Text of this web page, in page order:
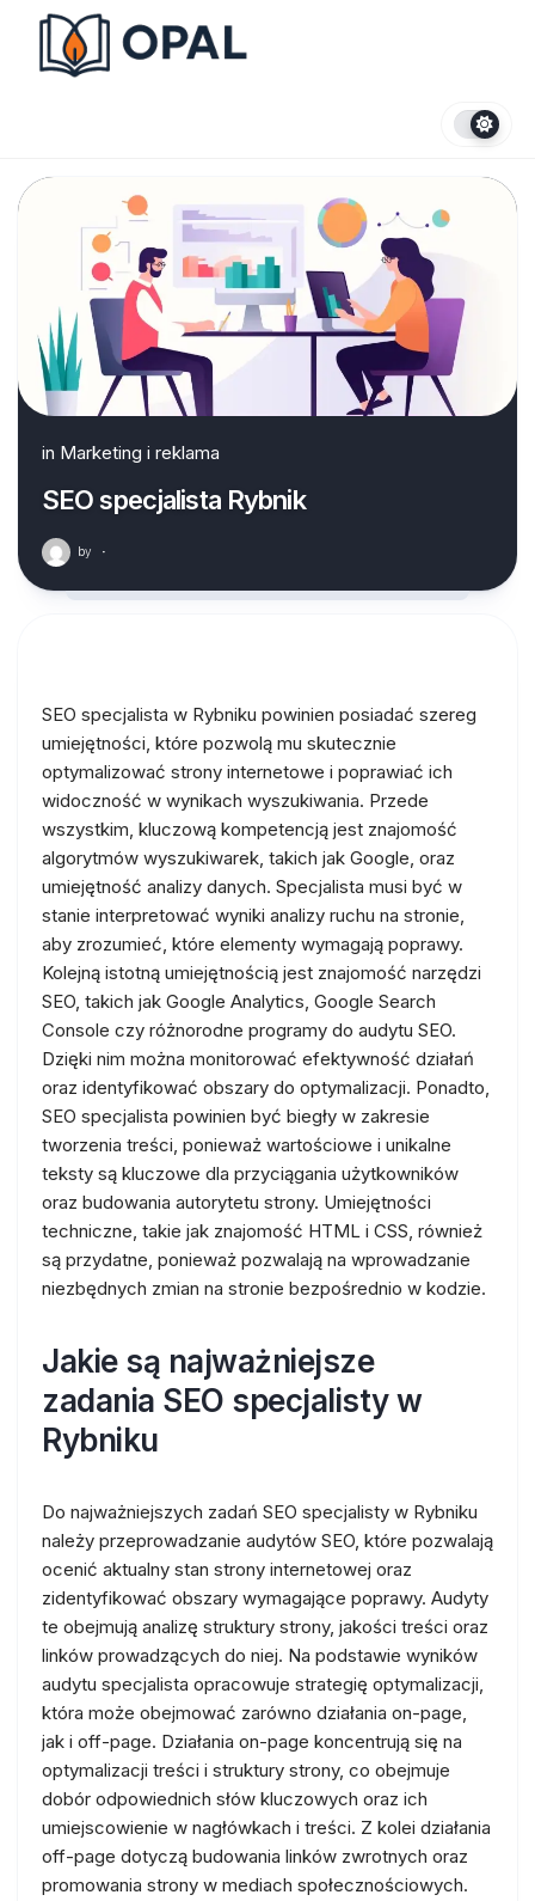
content
in Marketing i reklama
SEO specjalista Rybnik
by ·
SEO specjalista w Rybniku powinien posiadać szereg
umiejętności, które pozwolą mu skutecznie
optymalizować strony internetowe i poprawiać ich
widoczność w wynikach wyszukiwania. Przede
wszystkim, kluczową kompetencją jest znajomość
algorytmów wyszukiwarek, takich jak Google, oraz
umiejętność analizy danych. Specjalista musi być w
stanie interpretować wyniki analizy ruchu na stronie,
aby zrozumieć, które elementy wymagają poprawy.
Kolejną istotną umiejętnością jest znajomość narzędzi
SEO, takich jak Google Analytics, Google Search
Console czy różnorodne programy do audytu SEO.
Dzięki nim można monitorować efektywność działań
oraz identyfikować obszary do optymalizacji. Ponadto,
SEO specjalista powinien być biegły w zakresie
tworzenia treści, ponieważ wartościowe i unikalne
teksty są kluczowe dla przyciągania użytkowników
oraz budowania autorytetu strony. Umiejętności
techniczne, takie jak znajomość HTML i CSS, również
są przydatne, ponieważ pozwalają na wprowadzanie
niezbędnych zmian na stronie bezpośrednio w kodzie.
Jakie są najważniejsze
zadania SEO specjalisty w
Rybniku
Do najważniejszych zadań SEO specjalisty w Rybniku
należy przeprowadzanie audytów SEO, które pozwalają
ocenić aktualny stan strony internetowej oraz
zidentyfikować obszary wymagające poprawy. Audyty
te obejmują analizę struktury strony, jakości treści oraz
linków prowadzących do niej. Na podstawie wyników
audytu specjalista opracowuje strategię optymalizacji,
która może obejmować zarówno działania on-page,
jak i off-page. Działania on-page koncentrują się na
optymalizacji treści i struktury strony, co obejmuje
dobór odpowiednich słów kluczowych oraz ich
umiejscowienie w nagłówkach i treści. Z kolei działania
off-page dotyczą budowania linków zwrotnych oraz
promowania strony w mediach społecznościowych.